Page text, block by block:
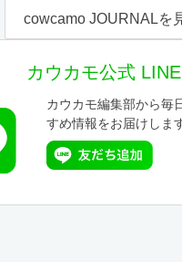
cowcamo JOURNALを
カウカモ公式
カウカモ編集部から毎
すめ情報をお届けしま